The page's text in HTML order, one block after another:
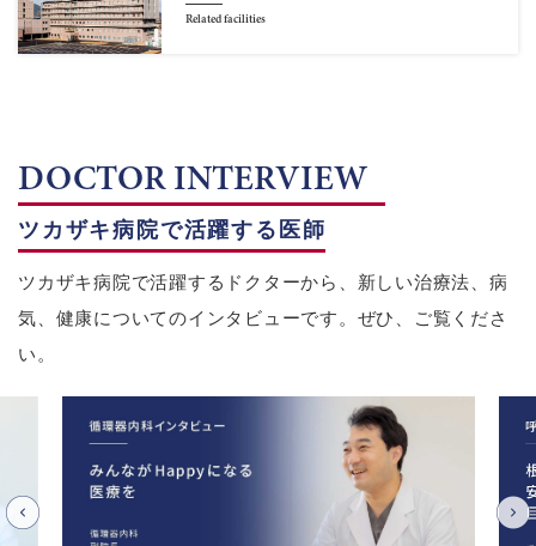
Related facilities
DOCTOR INTERVIEW
ツカザキ病院で活躍する医師
ツカザキ病院で活躍するドクターから、新しい治療法、病
気、健康についてのインタビューです。ぜひ、ご覧くださ
い。